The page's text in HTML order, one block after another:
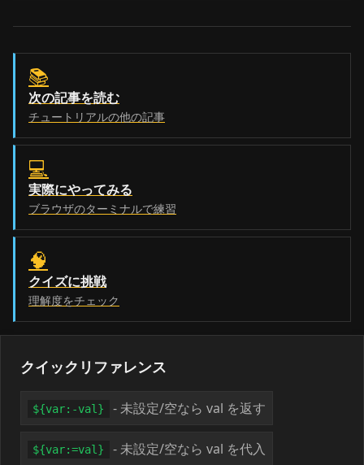
📚
次の記事を読む
チュートリアルの他の記事
💻
実際にやってみる
ブラウザのターミナルで練習
🧠
クイズに挑戦
理解度をチェック
クイックリファレンス
${var:-val} - 未設定/空なら val を返す
${var:=val} - 未設定/空なら val を代入